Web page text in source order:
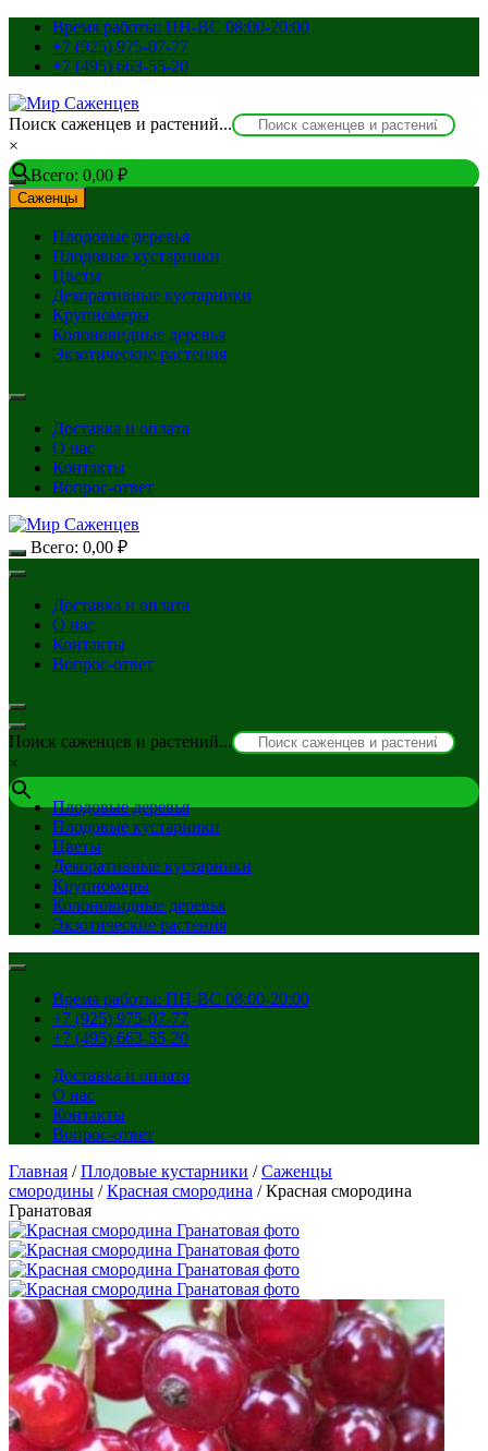
Перейти
содержимому
Время работы: ПН-ВС 08:00-20:00
+7 (925) 975-07-77
+7 (495) 663-55-20
Поиск саженцев и растений...
×
Всего: 0,00 ₽
Саженцы
Плодовые деревья
Плодовые кустарники
Цветы
Декоративные кустарники
Крупномеры
Колоновидные деревья
Экзотические растения
Доставка и оплата
О нас
Контакты
Вопрос-ответ
Всего: 0,00 ₽
Доставка и оплата
О нас
Контакты
Вопрос-ответ
Поиск саженцев и растений...
×
Плодовые деревья
Плодовые кустарники
Цветы
Декоративные кустарники
Крупномеры
Колоновидные деревья
Экзотические растения
Время работы: ПН-ВС 08:00-20:00
+7 (925) 975-07-77
+7 (495) 663-55-20
Доставка и оплата
О нас
Контакты
Вопрос-ответ
Главная /Плодовые кустарники /Саженцы
смородины /Красная смородина / Красная смородина
Гранатовая